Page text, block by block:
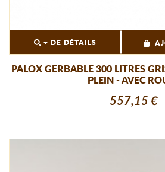
+ DE DÉTAILS
PALOX GERBABLE 300 LITRES
PLEIN - AVEC
557,15 €